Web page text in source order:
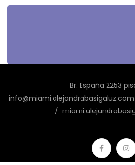
Br. España 2253
/